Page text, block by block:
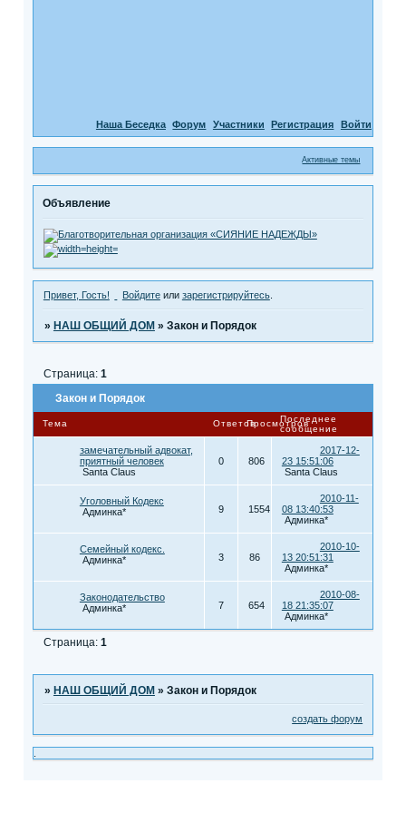
Наша Беседка Форум Участники Регистрация Войти
Активные темы
Объявление
Привет, Гость! Войдитеили зарегистрируйтесь.
» НАШ ОБЩИЙ ДОМ » Закон и Порядок
Закон и Порядок
Страница: 1
Тема ОтветовПросмотровПоследнее
сообщение
замечательный адвокат,
приятный человек
Santa Claus
0 806
2017-12-
23 15:51:06
Santa Claus
Уголовный Кодекс
Админка*
9 1554
2010-11-
08 13:40:53
Админка*
Семейный кодекс.
Админка*
3 86
2010-10-
13 20:51:31
Админка*
Законодательство
Админка*
7 654
2010-08-
18 21:35:07
Админка*
Страница: 1
» НАШ ОБЩИЙ ДОМ » Закон и Порядок
создать форум